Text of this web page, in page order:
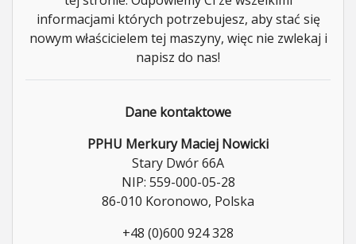
informacjami których potrzebujesz, aby stać się
nowym właścicielem tej maszyny, więc nie zwlekaj i
napisz do nas!
Dane kontaktowe
PPHU Merkury Maciej Nowicki
Stary Dwór 66A
NIP: 559-000-05-28
86-010 Koronowo, Polska
+48 (0)600 924 328